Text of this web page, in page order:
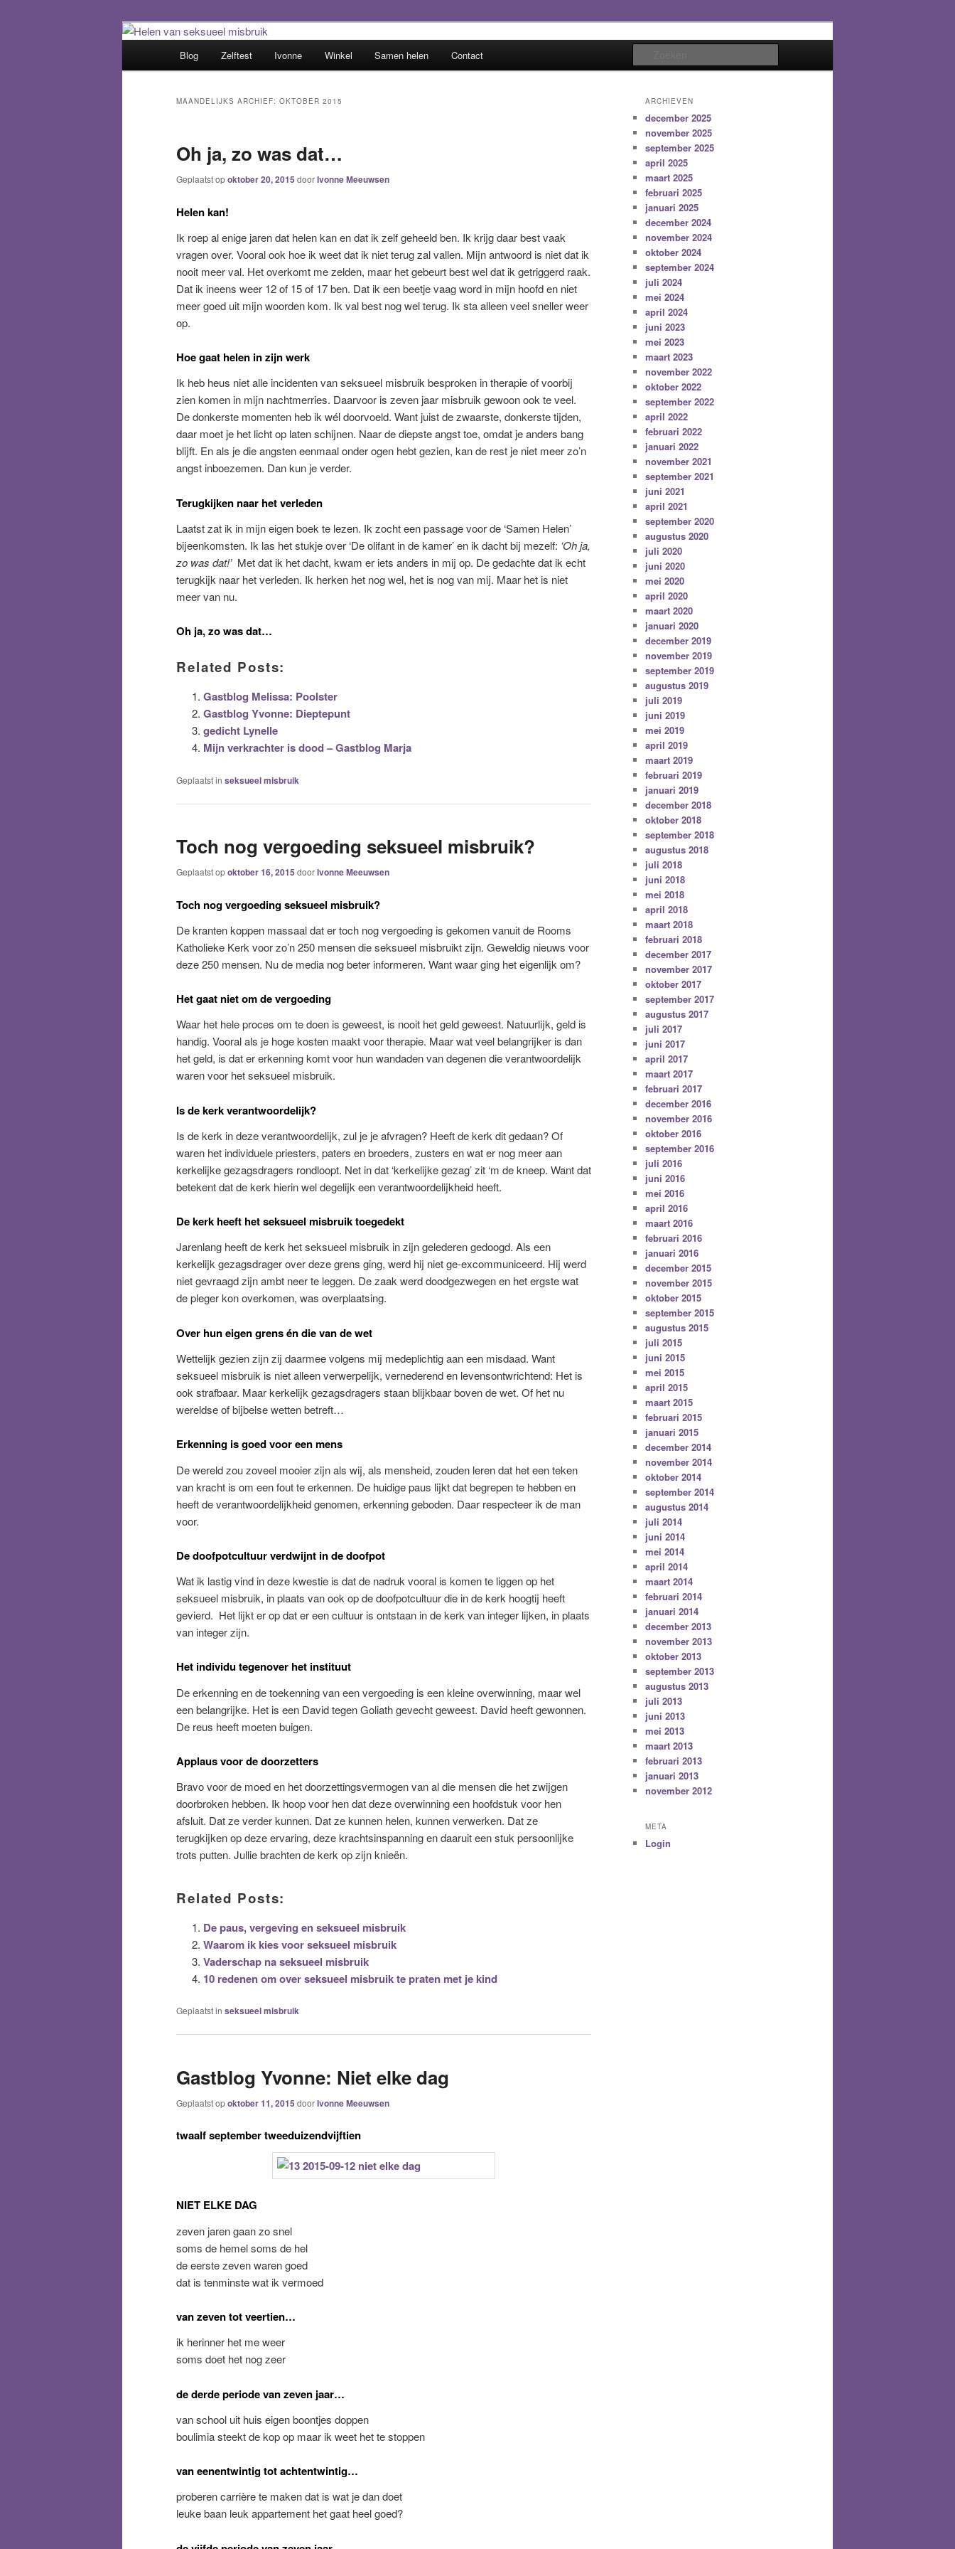
Helen van seksueel misbruik
Het trauma voorbij!
Blog Zelftest Ivonne Winkel Samen helen Contact
MAANDELIJKS ARCHIEF: OKTOBER 2015
Oh ja, zo was dat…
Geplaatst opoktober 20, 2015 doorIvonne Meeuwsen
Helen kan!
Ik roep al enige jaren dat helen kan en dat ik zelf geheeld ben. Ik krijg daar best vaak
vragen over. Vooral ook hoe ik weet dat ik niet terug zal vallen. Mijn antwoord is niet dat ik
nooit meer val. Het overkomt me zelden, maar het gebeurt best wel dat ik getriggerd raak.
Dat ik ineens weer 12 of 15 of 17 ben. Dat ik een beetje vaag word in mijn hoofd en niet
meer goed uit mijn woorden kom. Ik val best nog wel terug. Ik sta alleen veel sneller weer
op.
Hoe gaat helen in zijn werk
Ik heb heus niet alle incidenten van seksueel misbruik besproken in therapie of voorbij
zien komen in mijn nachtmerries. Daarvoor is zeven jaar misbruik gewoon ook te veel.
De donkerste momenten heb ik wél doorvoeld. Want juist de zwaarste, donkerste tijden,
daar moet je het licht op laten schijnen. Naar de diepste angst toe, omdat je anders bang
blijft. En als je die angsten eenmaal onder ogen hebt gezien, kan de rest je niet meer zo’n
angst inboezemen. Dan kun je verder.
Terugkijken naar het verleden
Laatst zat ik in mijn eigen boek te lezen. Ik zocht een passage voor de ‘Samen Helen’
bijeenkomsten. Ik las het stukje over ‘De olifant in de kamer’ en ik dacht bij mezelf: ‘Oh ja,
zo was dat!’ Met dat ik het dacht, kwam er iets anders in mij op. De gedachte dat ik echt
terugkijk naar het verleden. Ik herken het nog wel, het is nog van mij. Maar het is niet
meer van nu.
Oh ja, zo was dat…
Related Posts:
Gastblog Melissa: Poolster
Gastblog Yvonne: Dieptepunt
gedicht Lynelle
Mijn verkrachter is dood – Gastblog Marja
Geplaatst in seksueel misbruik
Toch nog vergoeding seksueel misbruik?
Geplaatst opoktober 16, 2015 doorIvonne Meeuwsen
Toch nog vergoeding seksueel misbruik?
De kranten koppen massaal dat er toch nog vergoeding is gekomen vanuit de Rooms
Katholieke Kerk voor zo’n 250 mensen die seksueel misbruikt zijn. Geweldig nieuws voor
deze 250 mensen. Nu de media nog beter informeren. Want waar ging het eigenlijk om?
Het gaat niet om de vergoeding
Waar het hele proces om te doen is geweest, is nooit het geld geweest. Natuurlijk, geld is
handig. Vooral als je hoge kosten maakt voor therapie. Maar wat veel belangrijker is dan
het geld, is dat er erkenning komt voor hun wandaden van degenen die verantwoordelijk
waren voor het seksueel misbruik.
Is de kerk verantwoordelijk?
Is de kerk in deze verantwoordelijk, zul je je afvragen? Heeft de kerk dit gedaan? Of
waren het individuele priesters, paters en broeders, zusters en wat er nog meer aan
kerkelijke gezagsdragers rondloopt. Net in dat ‘kerkelijke gezag’ zit ‘m de kneep. Want dat
betekent dat de kerk hierin wel degelijk een verantwoordelijkheid heeft.
De kerk heeft het seksueel misbruik toegedekt
Jarenlang heeft de kerk het seksueel misbruik in zijn gelederen gedoogd. Als een
kerkelijk gezagsdrager over deze grens ging, werd hij niet ge-excommuniceerd. Hij werd
niet gevraagd zijn ambt neer te leggen. De zaak werd doodgezwegen en het ergste wat
de pleger kon overkomen, was overplaatsing.
Over hun eigen grens én die van de wet
Wettelijk gezien zijn zij daarmee volgens mij medeplichtig aan een misdaad. Want
seksueel misbruik is niet alleen verwerpelijk, vernederend en levensontwrichtend: Het is
ook strafbaar. Maar kerkelijk gezagsdragers staan blijkbaar boven de wet. Of het nu
wereldse of bijbelse wetten betreft…
Erkenning is goed voor een mens
De wereld zou zoveel mooier zijn als wij, als mensheid, zouden leren dat het een teken
van kracht is om een fout te erkennen. De huidige paus lijkt dat begrepen te hebben en
heeft de verantwoordelijkheid genomen, erkenning geboden. Daar respecteer ik de man
voor.
De doofpotcultuur verdwijnt in de doofpot
Wat ik lastig vind in deze kwestie is dat de nadruk vooral is komen te liggen op het
seksueel misbruik, in plaats van ook op de doofpotcultuur die in de kerk hoogtij heeft
gevierd. Het lijkt er op dat er een cultuur is ontstaan in de kerk van integer lijken, in plaats
van integer zijn.
Het individu tegenover het instituut
De erkenning en de toekenning van een vergoeding is een kleine overwinning, maar wel
een belangrijke. Het is een David tegen Goliath gevecht geweest. David heeft gewonnen.
De reus heeft moeten buigen.
Applaus voor de doorzetters
Bravo voor de moed en het doorzettingsvermogen van al die mensen die het zwijgen
doorbroken hebben. Ik hoop voor hen dat deze overwinning een hoofdstuk voor hen
afsluit. Dat ze verder kunnen. Dat ze kunnen helen, kunnen verwerken. Dat ze
terugkijken op deze ervaring, deze krachtsinspanning en daaruit een stuk persoonlijke
trots putten. Jullie brachten de kerk op zijn knieën.
Related Posts:
De paus, vergeving en seksueel misbruik
Waarom ik kies voor seksueel misbruik
Vaderschap na seksueel misbruik
10 redenen om over seksueel misbruik te praten met je kind
Geplaatst in seksueel misbruik
Gastblog Yvonne: Niet elke dag
Geplaatst opoktober 11, 2015 doorIvonne Meeuwsen
twaalf september tweeduizendvijftien
NIET ELKE DAG
zeven jaren gaan zo snel
soms de hemel soms de hel
de eerste zeven waren goed
dat is tenminste wat ik vermoed
van zeven tot veertien…
ik herinner het me weer
soms doet het nog zeer
de derde periode van zeven jaar…
van school uit huis eigen boontjes doppen
boulimia steekt de kop op maar ik weet het te stoppen
van eenentwintig tot achtentwintig…
proberen carrière te maken dat is wat je dan doet
leuke baan leuk appartement het gaat heel goed?
ARCHIEVEN
december 2025
november 2025
september 2025
april 2025
maart 2025
februari 2025
januari 2025
december 2024
november 2024
oktober 2024
september 2024
juli 2024
mei 2024
april 2024
juni 2023
mei 2023
maart 2023
november 2022
oktober 2022
september 2022
april 2022
februari 2022
januari 2022
november 2021
september 2021
juni 2021
april 2021
september 2020
augustus 2020
juli 2020
juni 2020
mei 2020
april 2020
maart 2020
januari 2020
december 2019
november 2019
september 2019
augustus 2019
juli 2019
juni 2019
mei 2019
april 2019
maart 2019
februari 2019
januari 2019
december 2018
oktober 2018
september 2018
augustus 2018
juli 2018
juni 2018
mei 2018
april 2018
maart 2018
februari 2018
december 2017
november 2017
oktober 2017
september 2017
augustus 2017
juli 2017
juni 2017
april 2017
maart 2017
februari 2017
december 2016
november 2016
oktober 2016
september 2016
juli 2016
juni 2016
mei 2016
april 2016
maart 2016
februari 2016
januari 2016
december 2015
november 2015
oktober 2015
september 2015
augustus 2015
juli 2015
juni 2015
mei 2015
april 2015
maart 2015
februari 2015
januari 2015
december 2014
november 2014
oktober 2014
september 2014
augustus 2014
juli 2014
juni 2014
mei 2014
april 2014
maart 2014
februari 2014
januari 2014
december 2013
november 2013
oktober 2013
september 2013
augustus 2013
juli 2013
juni 2013
mei 2013
maart 2013
februari 2013
januari 2013
november 2012
META
Login